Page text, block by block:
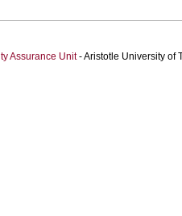
Assurance Unit- Aristotle University